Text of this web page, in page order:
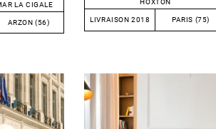
LA CIGALE
ARZON (56)
HOXTON
LIVRAISON 2018 PARIS (75)